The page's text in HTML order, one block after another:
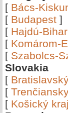
[ Bács-
[ Budapest ]
[ Hajdú-Bihar
[ Komárom-
[ Szabolcs-
Slovakia
[
[
[ Košický kraj